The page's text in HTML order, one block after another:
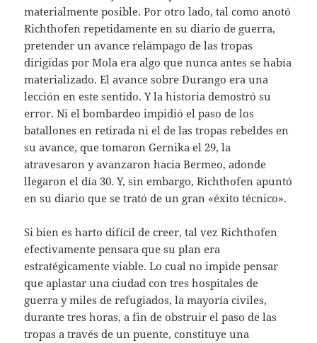
materialmente posible. Por otro lado, tal como anotó
Richthofen repetidamente en su diario de guerra,
pretender un avance relámpago de las tropas
dirigidas por Mola era algo que nunca antes se había
materializado. El avance sobre Durango era una
lección en este sentido. Y la historia demostró su
error. Ni el bombardeo impidió el paso de los
batallones en retirada ni el de las tropas rebeldes en
su avance, que tomaron Gernika el 29, la
atravesaron y avanzaron hacia Bermeo, adonde
llegaron el día 30. Y, sin embargo, Richthofen apuntó
en su diario que se trató de un gran «éxito técnico».
Si bien es harto difícil de creer, tal vez Richthofen
efectivamente pensara que su plan era
estratégicamente viable. Lo cual no impide pensar
que aplastar una ciudad con tres hospitales de
guerra y miles de refugiados, la mayoría civiles,
durante tres horas, a fin de obstruir el paso de las
tropas a través de un puente, constituye una